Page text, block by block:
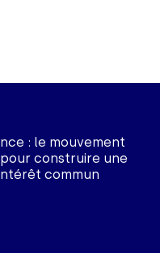
: le mouvement
construire une
commun